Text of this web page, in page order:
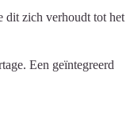
dit zich verhoudt tot het
Een geïntegreerd